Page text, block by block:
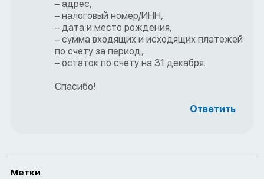
– адрес,
– налоговый номер/ИНН,
– дата и место рождения,
– сумма входящих и исходящих платежей
по счету за период,
– остаток по счету на 31 декабря.
Спасибо!
Ответить
Метки